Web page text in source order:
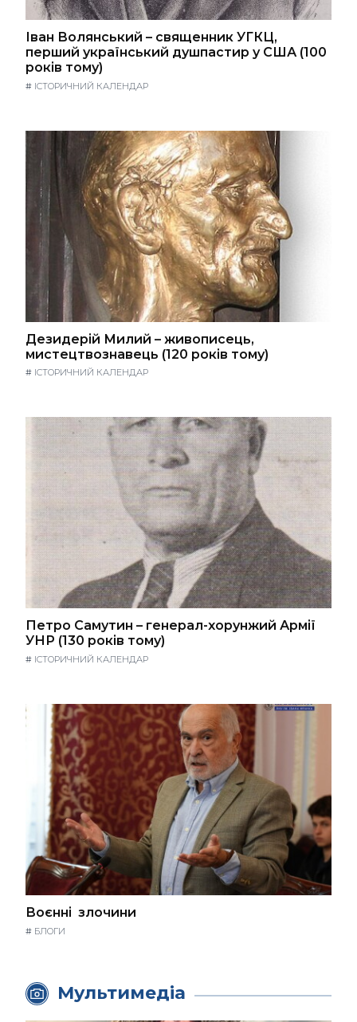
Іван Волянський – священник УГКЦ,
перший український душпастир у США (100
років тому)
# ІСТОРИЧНИЙ КАЛЕНДАР
Дезидерій Милий – живописець,
мистецтвознавець (120 років тому)
# ІСТОРИЧНИЙ КАЛЕНДАР
Петро Самутин – генерал-хорунжий Армії
УНР (130 років тому)
# ІСТОРИЧНИЙ КАЛЕНДАР
Воєнні злочини
# БЛОГИ
Мультимедіа